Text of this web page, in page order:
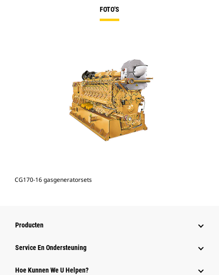
FOTO'S
CG170-16 gasgeneratorsets
Producten
Service En Ondersteuning
Hoe Kunnen We U Helpen?